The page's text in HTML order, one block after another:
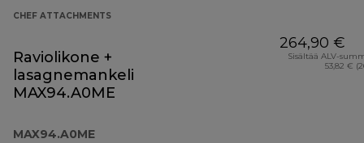
CHEF ATTACHMENTS
Raviolikone +
lasagnemankeli
MAX94.A0ME
MAX94.A0ME
264,90 €
Sisältää ALV-
53,82 €